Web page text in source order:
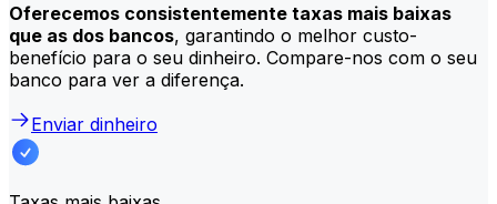
Oferecemos consistentemente taxas mais baixas
que as dos bancos, garantindo o melhor custo-
benefício para o seu dinheiro. Compare-nos com o seu
banco para ver a diferença.
Enviar dinheiro